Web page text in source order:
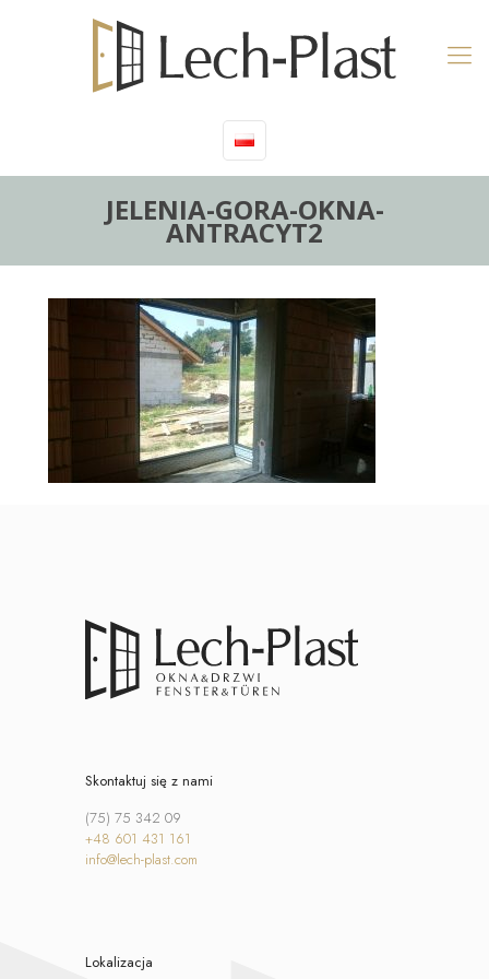
JELENIA-GORA-OKNA-
ANTRACYT2
Skontaktuj się z nami
(75) 75 342 09
+48 601 431 161
info@lech-plast.com
Lokalizacja